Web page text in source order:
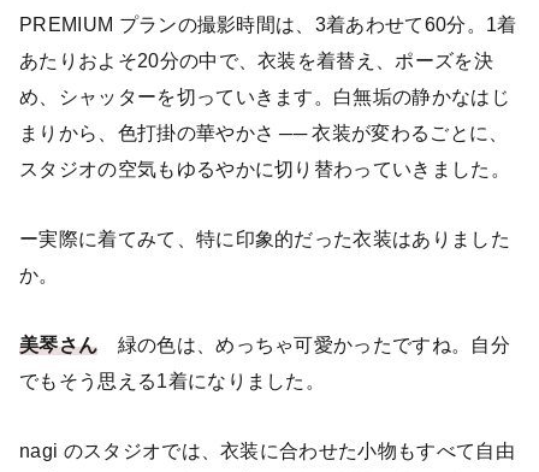
PREMIUM プランの撮影時間は、3着あわせて60分。1着
あたりおよそ20分の中で、衣装を着替え、ポーズを決
め、シャッターを切っていきます。白無垢の静かなはじ
まりから、色打掛の華やかさ ── 衣装が変わるごとに、
スタジオの空気もゆるやかに切り替わっていきました。
ー実際に着てみて、特に印象的だった衣装はありました
か。
美琴さん 緑の色は、めっちゃ可愛かったですね。自分
でもそう思える1着になりました。
nagi のスタジオでは、衣装に合わせた小物もすべて自由